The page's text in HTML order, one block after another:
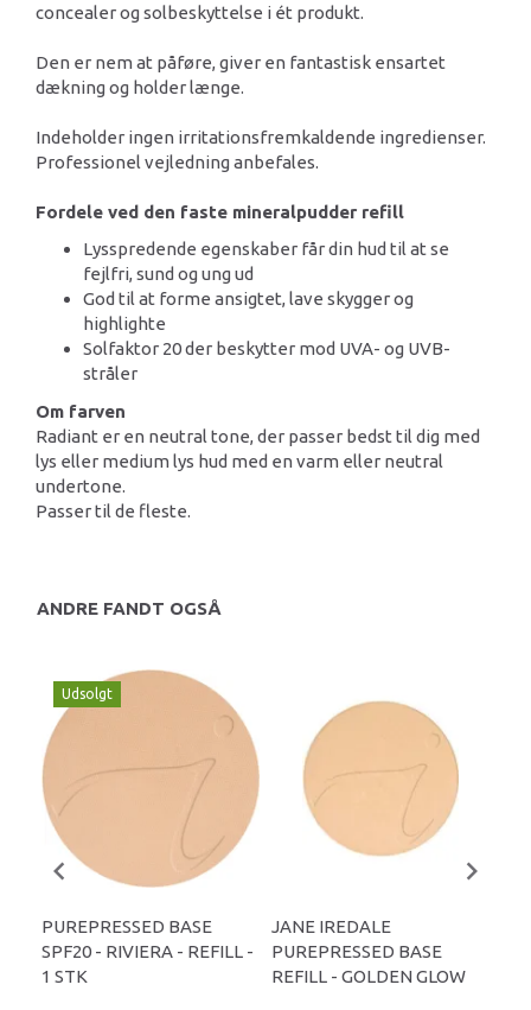
concealer og solbeskyttelse i ét produkt.
Den er nem at påføre, giver en fantastisk ensartet
dækning og holder længe.
Indeholder ingen irritationsfremkaldende ingredienser.
Professionel vejledning anbefales.
Fordele ved den faste mineralpudder refill
Lysspredende egenskaber får din hud til at se
fejlfri, sund og ung ud
God til at forme ansigtet, lave skygger og
highlighte
Solfaktor 20 der beskytter mod UVA- og UVB-
stråler
Om farven
Radiant er en neutral tone, der passer bedst til dig med
lys eller medium lys hud med en varm eller neutral
undertone.
Passer til de fleste.
ANDRE FANDT OGSÅ
Udsolgt
PUREPRESSED BASE
SPF20 - RIVIERA - REFILL -
1 STK
JANE IREDALE
PUREPRESSED BASE
REFILL - GOLDEN GLOW